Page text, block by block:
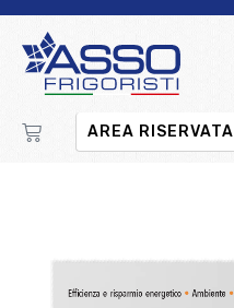
AREA RISERVATA